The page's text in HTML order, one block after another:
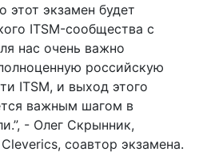
этот экзамен будет
ITSM-сообщества с
нас очень важно
российскую
ITSM, и выход этого
важным шагом в
- Олег Скрынник,
соавтор экзамена.